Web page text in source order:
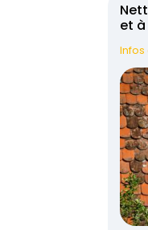
et à